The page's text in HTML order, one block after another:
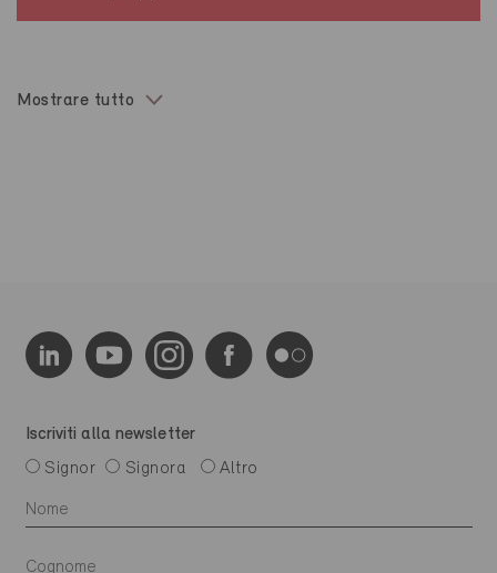
Mostrare tutto
Iscriviti alla newsletter
Signor
Signora Altro